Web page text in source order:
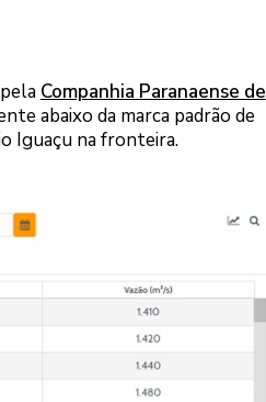
Companhia Paranaense de
abaixo da marca padrão de
Iguaçu na fronteira.